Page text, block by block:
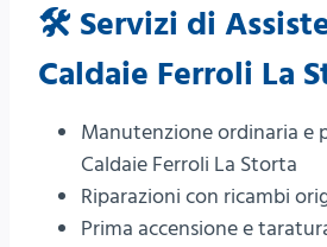
🛠️ Servizi di
Caldaie Ferroli La
Manutenzione ordinaria e
Caldaie Ferroli La Storta
Riparazioni con ricambi
Prima accensione e